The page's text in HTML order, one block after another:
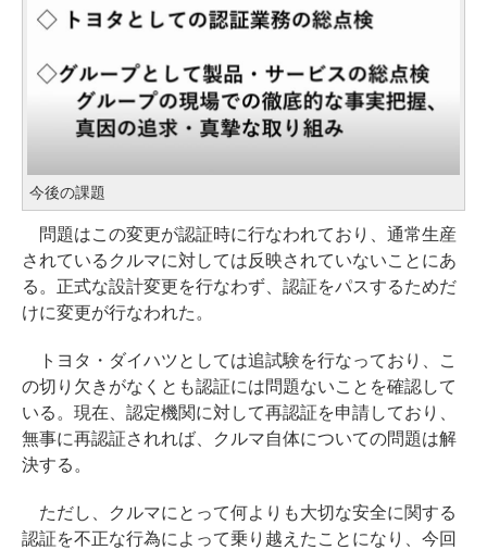
今後の課題
問題はこの変更が認証時に行なわれており、通常生産
されているクルマに対しては反映されていないことにあ
る。正式な設計変更を行なわず、認証をパスするためだ
けに変更が行なわれた。
トヨタ・ダイハツとしては追試験を行なっており、こ
の切り欠きがなくとも認証には問題ないことを確認して
いる。現在、認定機関に対して再認証を申請しており、
無事に再認証されれば、クルマ自体についての問題は解
決する。
ただし、クルマにとって何よりも大切な安全に関する
認証を不正な行為によって乗り越えたことになり、今回